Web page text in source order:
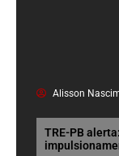
Alisson
TRE-PB